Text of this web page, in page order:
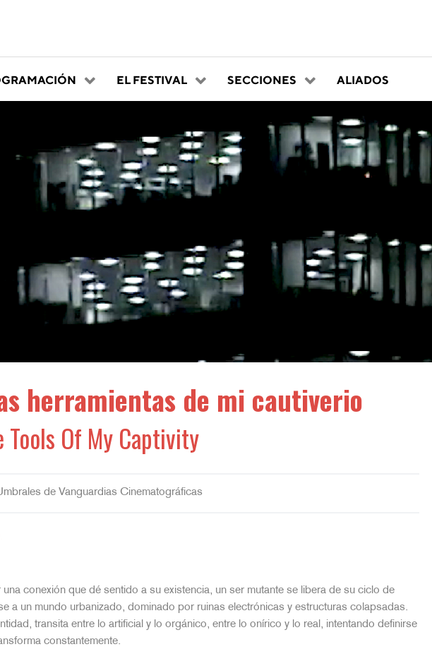
EL FESTIVAL SECCIONES ALIADOS
herramientas de mi cautiverio
Tools Of My Captivity
de Vanguardias Cinematográficas
conexión que dé sentido a su existencia, un ser mutante se libera de su ciclo de
a un mundo urbanizado, dominado por ruinas electrónicas y estructuras colapsadas.
transita entre lo artificial y lo orgánico, entre lo onírico y lo real, intentando definirse
constantemente.